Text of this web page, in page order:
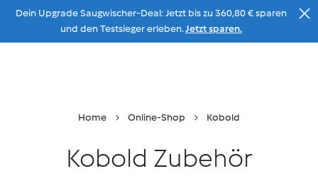
Zum Inhalt
Dein Upgrade Saugwischer-Deal: Jetzt bis zu 360,80 € sparen
und den Testsieger erleben.Jetzt sparen.
Home Online-Shop Kobold
Kobold Zubehör